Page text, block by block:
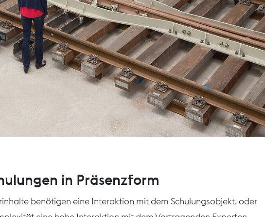
in Präsenzform
benötigen eine Interaktion mit dem Schulungsobjekt, oder